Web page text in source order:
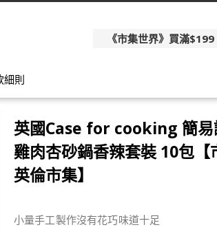
《市集世界》買滿
細則
英國Case for cooking 簡易
雞肉杏砂鍋香辣套裝 10包【
英倫市集】
小量手工製作沒有花巧味道十足